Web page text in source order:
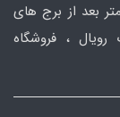
: مازندران ، سلمانشهر (متل قو ) ۲۰۰ متر بعد از برج های
، فروشگاه